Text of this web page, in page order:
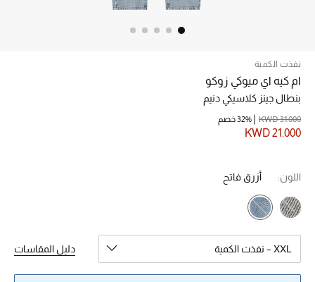
جديد لدينا
نسوقوا أحدث ما وصلنا
عرض جميع المنتجات
خصومات
الموسم الجديد
نفذت الكمية
ام كيه اي ميوكي زوكو
بنطال جينز كلاسيكي دنيم
KWD 21.000
KWD 31.000 32% خصم
اللون: أزرق فاتح
XXL – نفذت الكمية دليل المقاسات